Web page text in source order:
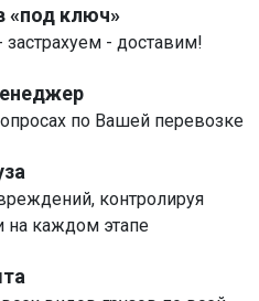
«под ключ»
- доставим!
по Вашей перевозке
контролируя
на каждом этапе